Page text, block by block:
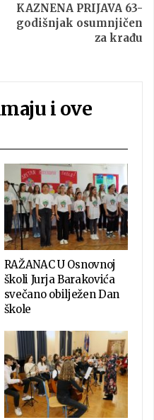
KAZNENA PRIJAVA 63-
godišnjak osumnjičen
za krađu
i ove
RAŽANAC U Osnovnoj
školi Jurja Barakovića
svečano obilježen Dan
škole